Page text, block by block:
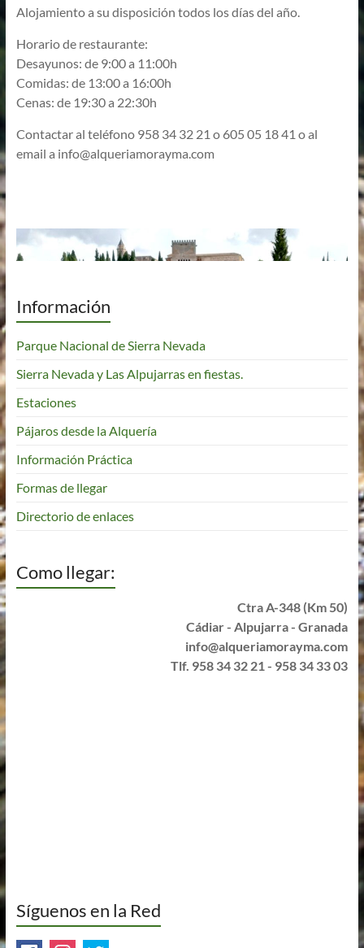
Alojamiento a su disposición todos los días del año.
Horario de restaurante:
Desayunos: de 9:00 a 11:00h
Comidas: de 13:00 a 16:00h
Cenas: de 19:30 a 22:30h
Contactar al teléfono 958 34 32 21 o 605 05 18 41 o al
email a info@alqueriamorayma.com
Información
Parque Nacional de Sierra Nevada
Sierra Nevada y Las Alpujarras en fiestas.
Estaciones
Pájaros desde la Alquería
Información Práctica
Formas de llegar
Directorio de enlaces
Como llegar:
Ctra A-348 (Km 50)
Cádiar - Alpujarra - Granada
info@alqueriamorayma.com
Tlf. 958 34 32 21 - 958 34 33 03
Síguenos en la Red